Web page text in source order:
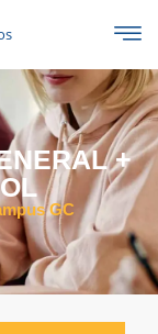
+
GC